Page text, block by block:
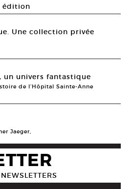
édition
Une collection privée
un univers fantastique
de l’Hôpital Sainte-Anne
Jaeger,